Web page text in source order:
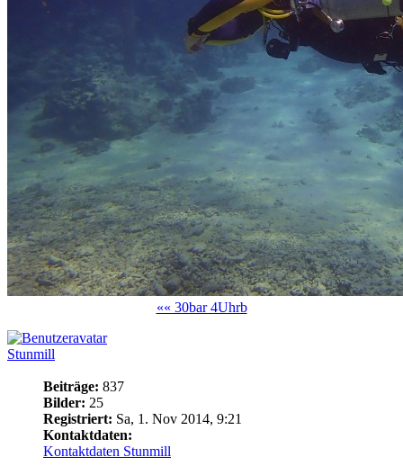
«« 30bar 4Uhrb
Stunmill
Beiträge: 837
Bilder: 25
Registriert: Sa, 1. Nov 2014, 9:21
Kontaktdaten:
Kontaktdaten Stunmill